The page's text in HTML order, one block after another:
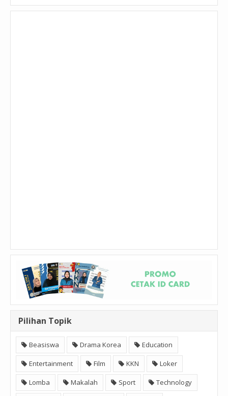
Pilihan Topik
Beasiswa Drama Korea Education
Entertainment Film KKN Loker
Lomba Makalah Sport Technology